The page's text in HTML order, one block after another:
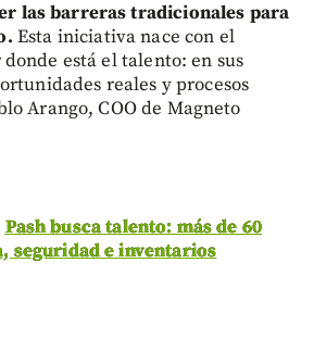
las barreras tradicionales para
Esta iniciativa nace con el
está el talento: en sus
reales y procesos
Arango, COO de Magneto
Pash busca talento: más de 60
seguridad e inventarios